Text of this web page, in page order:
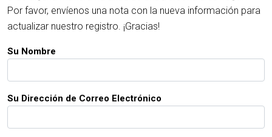
Por favor, envíenos una nota con la nueva información para
actualizar nuestro registro. ¡Gracias!
Su Nombre
Su Dirección de Correo Electrónico